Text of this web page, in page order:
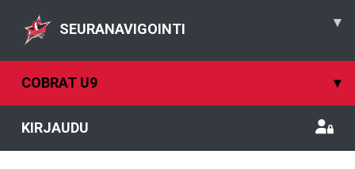
SEURANAVIGOINTI ▾
COBRAT U9 ▾
KIRJAUDU